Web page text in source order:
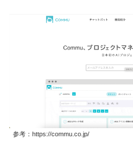
参考：https://commu.co.jp/